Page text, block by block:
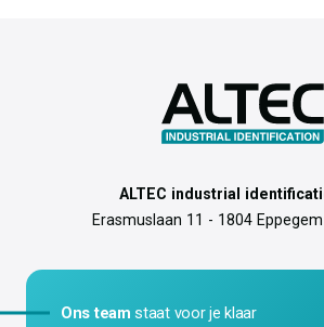
ALTEC industrial
Erasmuslaan 11 - 1804
Ons team staat voor je klaar